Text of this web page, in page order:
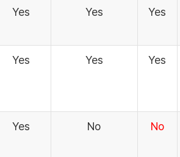
Yes Yes Yes
Yes Yes Yes
Yes No No